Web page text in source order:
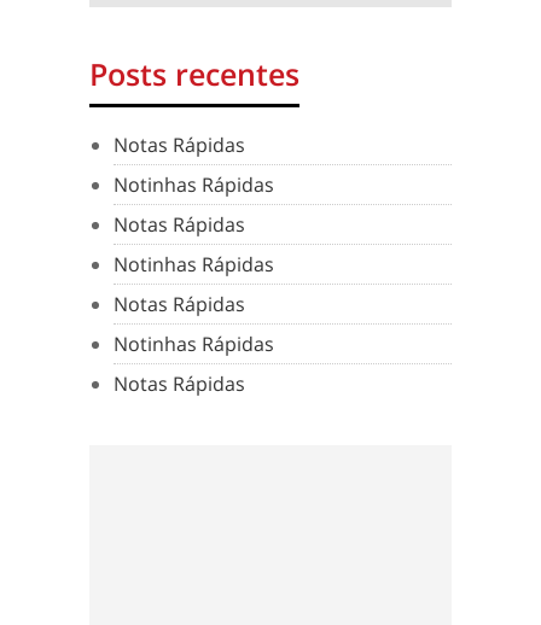
Posts recentes
Notas Rápidas
Notinhas Rápidas
Notas Rápidas
Notinhas Rápidas
Notas Rápidas
Notinhas Rápidas
Notas Rápidas